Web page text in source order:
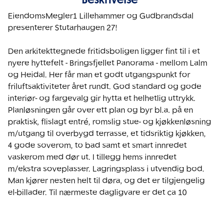
EiendomsMegler1 Lillehammer og Gudbrandsdal
presenterer Stutarhaugen 27!
Den arkitekttegnede fritidsboligen ligger fint til i et
nyere hyttefelt - Bringsfjellet Panorama - mellom Lalm
og Heidal. Her får man et godt utgangspunkt for
friluftsaktiviteter året rundt. God standard og gode
interiør- og fargevalg gir hytta et helhetlig uttrykk.
Planløsningen går over ett plan og byr bl.a. på en
praktisk, flislagt entré, romslig stue- og kjøkkenløsning
m/utgang til overbygd terrasse, et tidsriktig kjøkken,
4 gode soverom, to bad samt et smart innredet
vaskerom med dør ut. I tillegg hems innredet
m/ekstra soveplasser. Lagringsplass i utvendig bod.
Man kjører nesten helt til døra, og det er tilgjengelig
el-billader. Til nærmeste dagligvare er det ca 10